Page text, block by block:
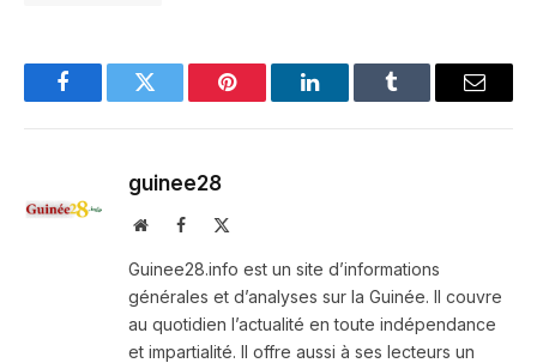
FacebookTwitter Pinterest LinkedInTumblr Email
guinee28
WebsiteFacebook
Guinee28.info est un site d’informations
générales et d’analyses sur la Guinée. Il couvre
au quotidien l’actualité en toute indépendance
et impartialité. Il offre aussi à ses lecteurs un